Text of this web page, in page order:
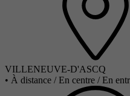
VILLENEUVE-D'ASCQ
• À distance / En centre / En